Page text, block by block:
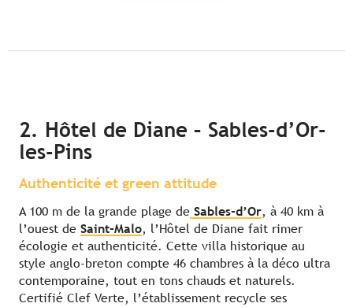
2. Hôtel de Diane – Sables-d’Or-
les-Pins
Authenticité et green attitude
A 100 m de la grande plage de Sables-d’Or, à 40 km à
l’ouest de Saint-Malo, l’Hôtel de Diane fait rimer
écologie et authenticité. Cette villa historique au
style anglo-breton compte 46 chambres à la déco ultra
contemporaine, tout en tons chauds et naturels.
Certifié Clef Verte, l’établissement recycle ses